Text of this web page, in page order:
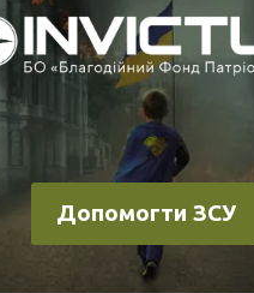
Допомогти ЗСУ